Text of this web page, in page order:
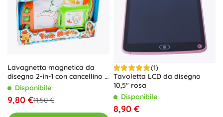
Lavagnetta magnetica da
disegno 2-in-1 con cancellino e
timbri
Disponibile
9,80 €11,50 €
(1)
Tavoletta LCD da disegno
10,5" rosa
Disponibile
8,90 €